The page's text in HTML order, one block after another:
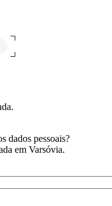
dados pessoais?
em Varsóvia.